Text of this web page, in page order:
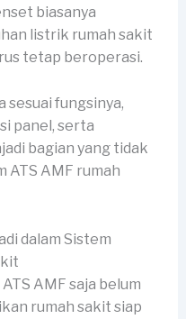
biasanya
listrik rumah sakit
tetap beroperasi.
sesuai fungsinya,
panel, serta
bagian yang tidak
ATS AMF rumah
dalam Sistem
AMF saja belum
rumah sakit siap